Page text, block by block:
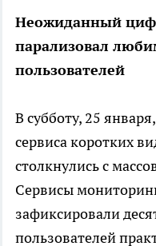
Неожиданный
парализовал
пользователей
В субботу, 25
сервиса коротких
столкнулись с
Сервисы
зафиксировали
пользователей